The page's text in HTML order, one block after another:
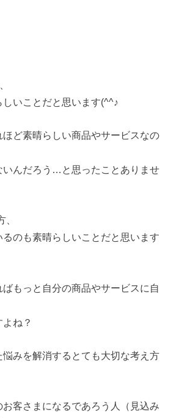
いことだと思います(^^♪
ど素晴らしい商品やサービスなの
いんだろう…と思ったことありませ
のも素晴らしいことだと思います
もっと自分の商品やサービスに自
ね？
みを解消するとても大切な考え方
客さまになるであろう人（見込み